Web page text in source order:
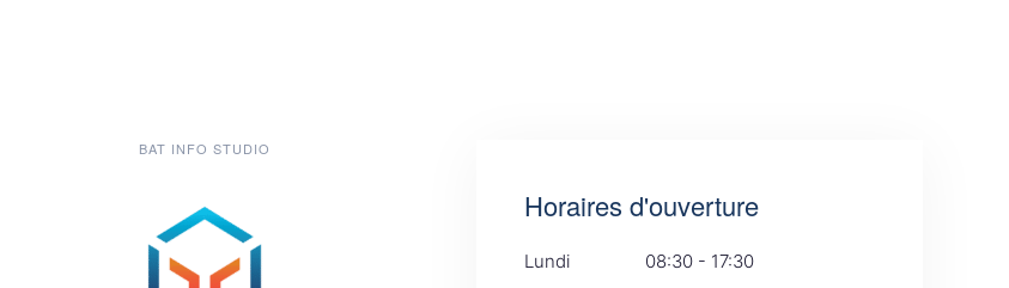
BAT INFO STUDIO
Horaires d'ouverture
Lundi
08:30 - 17:30